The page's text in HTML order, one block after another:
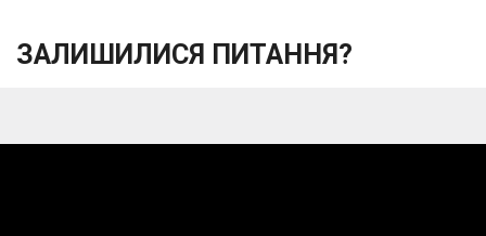
ЗАЛИШИЛИСЯ ПИТАННЯ?